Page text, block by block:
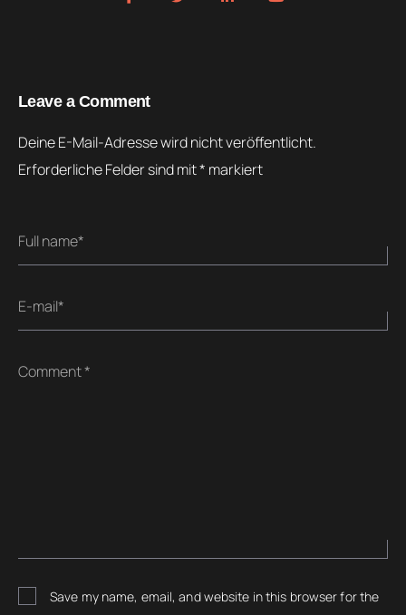
Leave a Comment
Deine E-Mail-Adresse wird nicht veröffentlicht.
Erforderliche Felder sind mit* markiert
Full name*
E-mail*
Comment *
Save my name, email, and website in this browser for the